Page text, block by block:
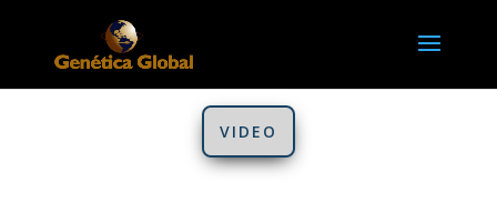
VIDEO